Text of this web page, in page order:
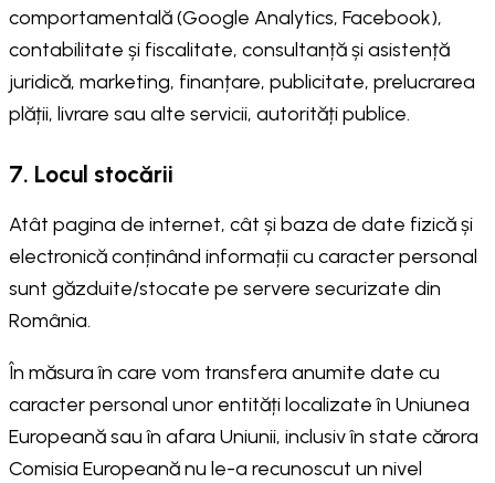
comportamentală (Google Analytics, Facebook),
contabilitate și fiscalitate, consultanță și asistență
juridică, marketing, finanțare, publicitate, prelucrarea
plății, livrare sau alte servicii, autorități publice.
7. Locul stocării
Atât pagina de internet, cât și baza de date fizică și
electronică conținând informații cu caracter personal
sunt găzduite/stocate pe servere securizate din
România.
În măsura în care vom transfera anumite date cu
caracter personal unor entități localizate în Uniunea
Europeană sau în afara Uniunii, inclusiv în state cărora
Comisia Europeană nu le-a recunoscut un nivel